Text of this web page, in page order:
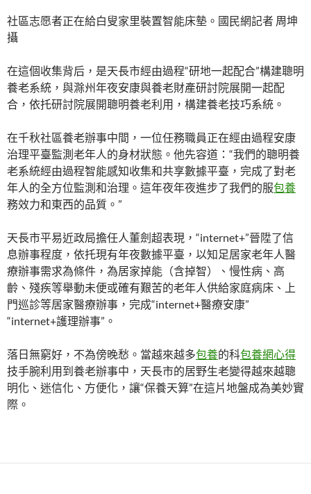
社區志愿者正在給白叟家里裝置智能床墊。國民網記者 周坤
攝
在這個收集背后，是天長市經由過程“研地一起配合”構建聰明
養老系統，與滁州年夜安康與養老財產研討院展開一起配
合，依托研討院展開聰明養老利用，構建養老技巧系統。
在千秋社區養老辦事中間，一位任務職員正在經由過程安康
治理平臺監測老年人的身材狀態。他先容道：“我們的聰明養
老系統經由過程智能感知收集和共享數據平臺，完成了對老
年人的全方位監測和治理。這年夜年夜進步了我們的服包養
務效力和東西的品質。”
天長市平易近政局擔任人董劍超表現，“internet+”晉陞了信
息辦事程度，依托現有年夜數據平臺，以知足居家老年人醫
療辦事需求為條件，為居家掉能（含掉智）、慢性病、高
齡、殘疾等舉動未便或確有艱苦的老年人供給家庭病床、上
門巡診等居家醫療辦事，完成“internet+醫療安康”
“internet+護理辦事”。
落日無窮好，不為傍晚愁。當越來越多包養的科包養網心得
技手腕利用到養老辦事中，天長市的居野生老變得越來越聰
明化、迷信化、方便化，讓“保養天算”在這片地盤成為美妙實
際。